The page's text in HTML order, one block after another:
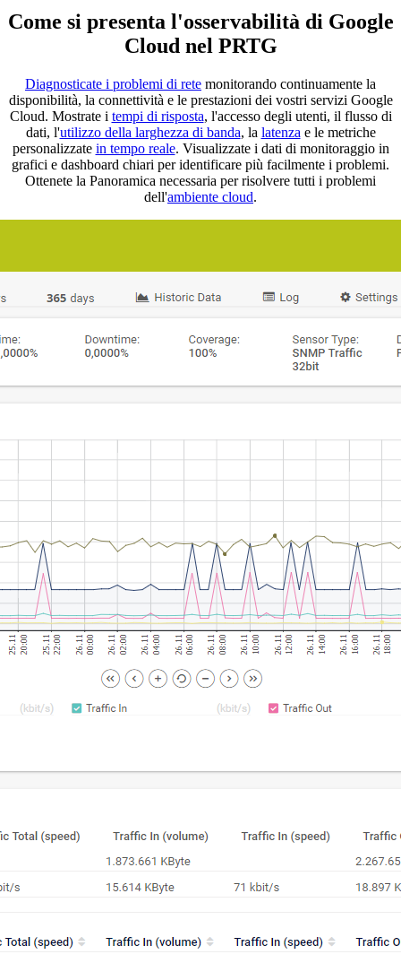
Come si presenta l'osservabilità di Google
Cloud nel PRTG
Diagnosticate i problemi di rete monitorando continuamente la
disponibilità, la connettività e le prestazioni dei vostri servizi Google
Cloud. Mostrate i tempi di risposta, l'accesso degli utenti, il flusso di
dati, l'utilizzo della larghezza di banda, la latenza e le metriche
personalizzate in tempo reale. Visualizzate i dati di monitoraggio in
grafici e dashboard chiari per identificare più facilmente i problemi.
Ottenete la Panoramica necessaria per risolvere tutti i problemi
dell'ambiente cloud.